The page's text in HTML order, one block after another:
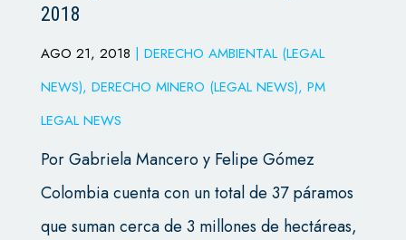
2018
AGO 21, 2018 | DERECHO AMBIENTAL (LEGAL
NEWS), DERECHO MINERO (LEGAL NEWS), PM
LEGAL NEWS
Por Gabriela Mancero y Felipe Gómez
Colombia cuenta con un total de 37 páramos
que suman cerca de 3 millones de hectáreas,